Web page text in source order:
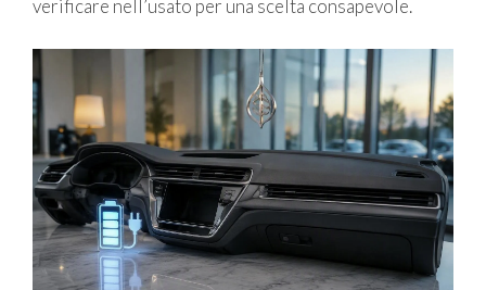
verificare nell’usato per una scelta consapevole.